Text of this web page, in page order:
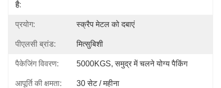
है:
प्रयोग: स्क्रैप मेटल को दबाएं
पीएलसी ब्रांड: मित्सुबिशी
पैकेजिंग विवरण: 5000KGS, समुद्र में चलने योग्य पैकिंग
आपूर्ति की क्षमता: 30 सेट / महीना